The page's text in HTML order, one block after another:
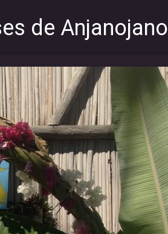
de Anjanojano